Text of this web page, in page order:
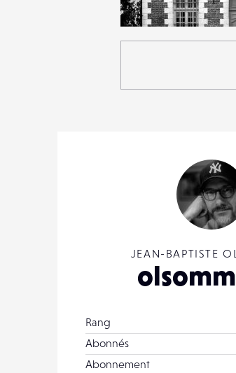
3
21
JEAN-BAPTISTE
Rang
Abonnés
Abonnement